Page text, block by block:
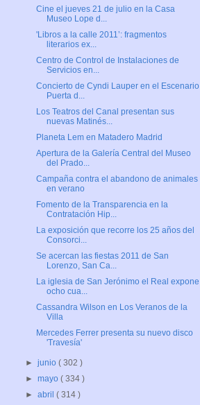
Cine el jueves 21 de julio en la Casa
Museo Lope d...
'Libros a la calle 2011’: fragmentos
literarios ex...
Centro de Control de Instalaciones de
Servicios en...
Concierto de Cyndi Lauper en el Escenario
Puerta d...
Los Teatros del Canal presentan sus
nuevas Matinés...
Planeta Lem en Matadero Madrid
Apertura de la Galería Central del Museo
del Prado...
Campaña contra el abandono de animales
en verano
Fomento de la Transparencia en la
Contratación Hip...
La exposición que recorre los 25 años del
Consorci...
Se acercan las fiestas 2011 de San
Lorenzo, San Ca...
La iglesia de San Jerónimo el Real expone
ocho cua...
Cassandra Wilson en Los Veranos de la
Villa
Mercedes Ferrer presenta su nuevo disco
'Travesía'
►junio( 302 )
►mayo( 334 )
►abril( 314 )